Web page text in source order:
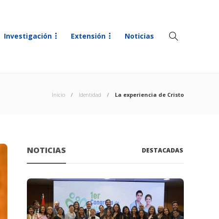
Investigación Extensión Noticias
Inicio Identidad La experiencia de Cristo
NOTICIAS DESTACADAS